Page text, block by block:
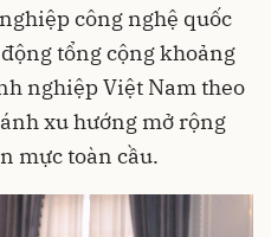
công nghệ quốc
tổng cộng khoảng
nghiệp Việt Nam theo
xu hướng mở rộng
mực toàn cầu.